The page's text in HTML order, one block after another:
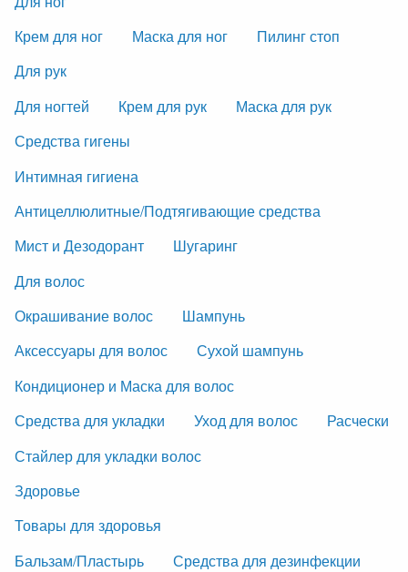
Крем для ног
Маска для ног
Пилинг стоп
Для рук
Для ногтей
Крем для рук
Маска для рук
Средства гигены
Интимная гигиена
Антицеллюлитные/Подтягивающие средства
Мист и Дезодорант
Шугаринг
Для волос
Окрашивание волос
Шампунь
Аксессуары для волос
Сухой шампунь
Кондиционер и Маска для волос
Средства для укладки
Уход для волос
Расчески
Стайлер для укладки волос
Здоровье
Товары для здоровья
Бальзам/Пластырь
Средства для дезинфекции